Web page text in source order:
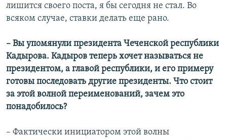
лишится своего поста, я бы сегодня не стал. Во
всяком случае, ставки делать еще рано.
– Вы упомянули президента Чеченской республики
Кадырова. Кадыров теперь хочет называться не
президентом, а главой республики, и его примеру
готовы последовать другие президенты. Что стоит
за этой волной переименований, зачем это
понадобилось?
– Фактически инициатором этой волны